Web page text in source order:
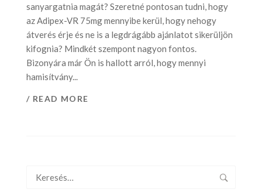
sanyargatnia magát? Szeretné pontosan tudni, hogy
az Adipex-VR 75mg mennyibe kerül, hogy nehogy
átverés érje és ne is a legdrágább ajánlatot sikerüljön
kifognia? Mindkét szempont nagyon fontos.
Bizonyára már Ön is hallott arról, hogy mennyi
hamisítvány...
/ READ MORE